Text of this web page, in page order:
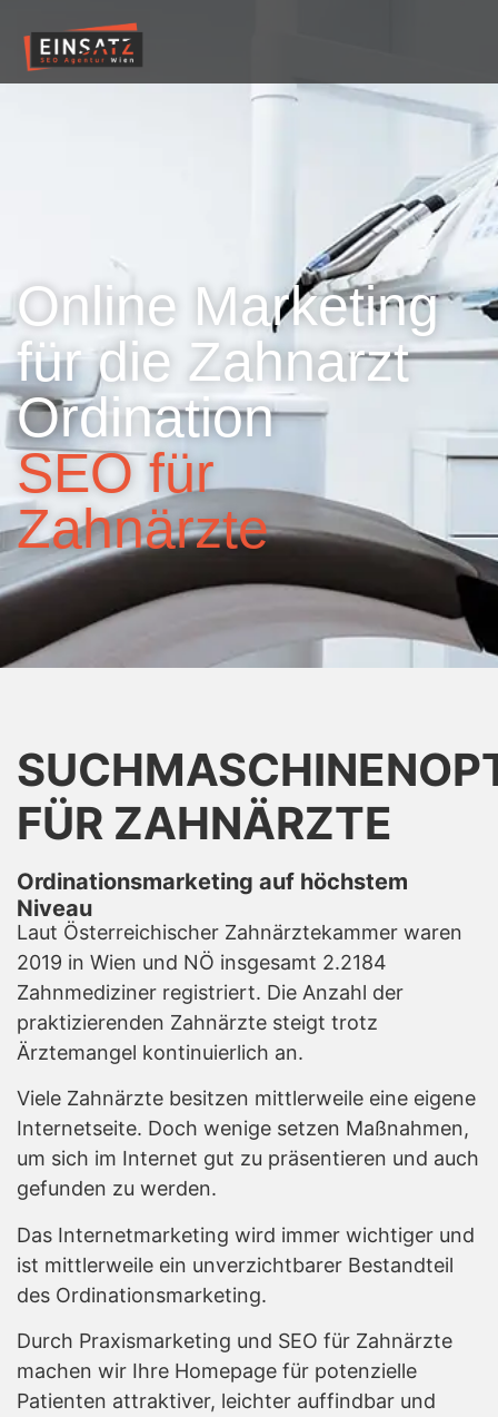
Online Marketing
für die Zahnarzt
Ordination
SEO für
Zahnärzte
FÜR ZAHNÄRZTE
Ordinationsmarketing auf höchstem
Niveau
Laut Österreichischer Zahnärztekammer waren
2019 in Wien und NÖ insgesamt 2.2184
Zahnmediziner registriert. Die Anzahl der
praktizierenden Zahnärzte steigt trotz
Ärztemangel kontinuierlich an.
Viele Zahnärzte besitzen mittlerweile eine eigene
Internetseite. Doch wenige setzen Maßnahmen,
um sich im Internet gut zu präsentieren und auch
gefunden zu werden.
Das Internetmarketing wird immer wichtiger und
ist mittlerweile ein unverzichtbarer Bestandteil
des Ordinationsmarketing.
Durch Praxismarketing und SEO für Zahnärzte
machen wir Ihre Homepage für potenzielle
Patienten attraktiver, leichter auffindbar und